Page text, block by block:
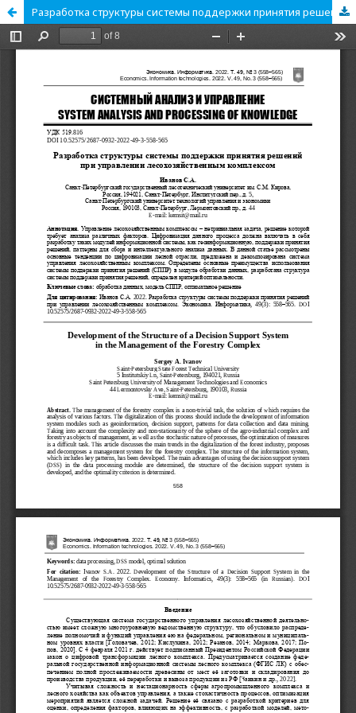
Разработка структуры системы поддержки принятия решений при управлении лесохозяйственным комплексом